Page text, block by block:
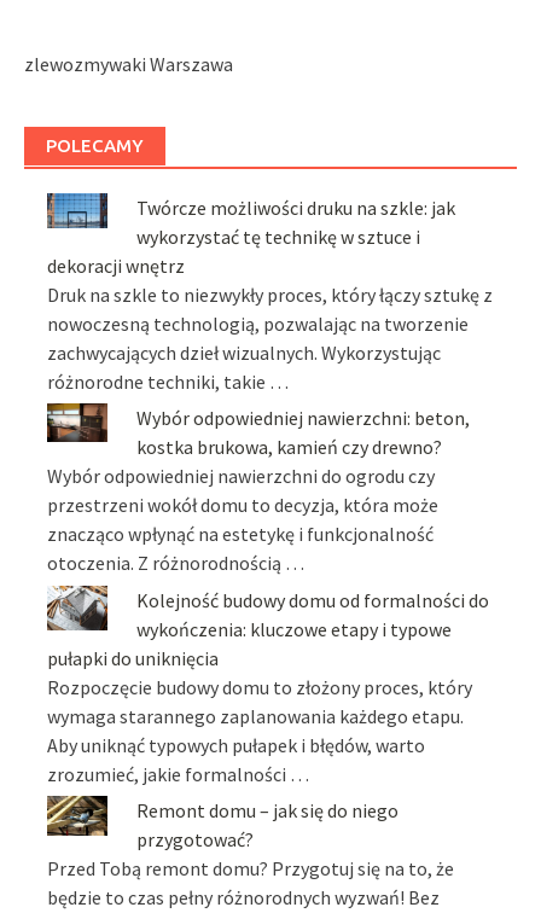
zlewozmywaki Warszawa
POLECAMY
Twórcze możliwości druku na szkle: jak
wykorzystać tę technikę w sztuce i
dekoracji wnętrz
Druk na szkle to niezwykły proces, który łączy sztukę z
nowoczesną technologią, pozwalając na tworzenie
zachwycających dzieł wizualnych. Wykorzystując
różnorodne techniki, takie …
Wybór odpowiedniej nawierzchni: beton,
kostka brukowa, kamień czy drewno?
Wybór odpowiedniej nawierzchni do ogrodu czy
przestrzeni wokół domu to decyzja, która może
znacząco wpłynąć na estetykę i funkcjonalność
otoczenia. Z różnorodnością …
Kolejność budowy domu od formalności do
wykończenia: kluczowe etapy i typowe
pułapki do uniknięcia
Rozpoczęcie budowy domu to złożony proces, który
wymaga starannego zaplanowania każdego etapu.
Aby uniknąć typowych pułapek i błędów, warto
zrozumieć, jakie formalności …
Remont domu – jak się do niego
przygotować?
Przed Tobą remont domu? Przygotuj się na to, że
będzie to czas pełny różnorodnych wyzwań! Bez